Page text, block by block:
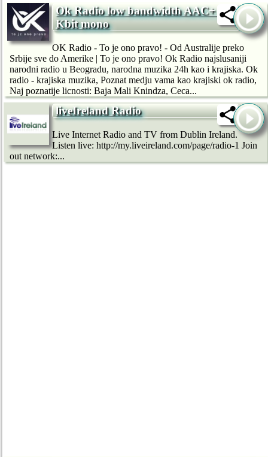
Ok Radio low bandwidth AAC+ 16
Kbit mono
OK Radio - To je ono pravo! - Od Australije preko
Srbije sve do Amerike | To je ono pravo! Ok Radio najslusaniji
narodni radio u Beogradu, narodna muzika 24h kao i krajiska. Ok
radio - krajiska muzika, Poznat medju vama kao krajiski ok radio,
Naj poznatije licnosti: Baja Mali Knindza, Ceca...
liveIreland Radio
Live Internet Radio and TV from Dublin Ireland.
Listen live: http://my.liveireland.com/page/radio-1 Join
out network:...